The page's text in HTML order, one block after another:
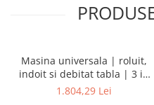
Indicator cadran / Baze
Masina universala | roluit,
indoit si debitat tabla | 3 in
1 - 200
1.804,29 Lei